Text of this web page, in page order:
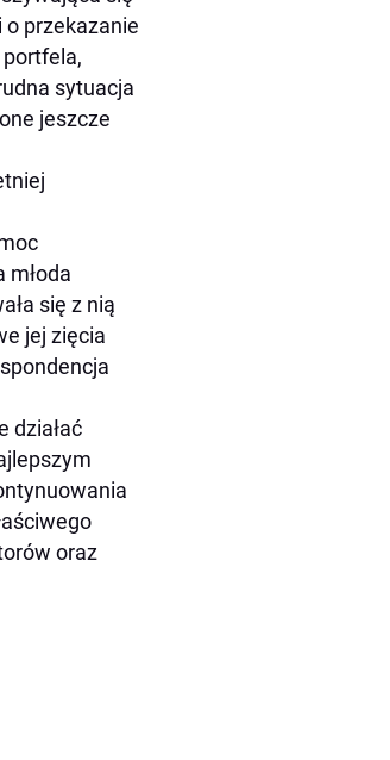
o przekazanie
portfela,
sytuacja
jeszcze
młoda
się z nią
jej zięcia
działać
oraz